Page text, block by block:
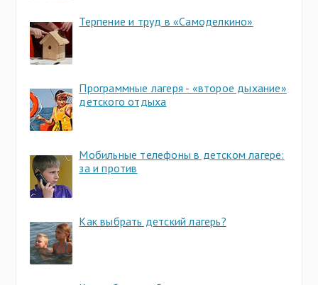
Терпение и труд в «Самоделкино»
Программные лагеря - «второе дыхание»
детского отдыха
Мобильные телефоны в детском лагере:
за и против
Как выбрать детский лагерь?